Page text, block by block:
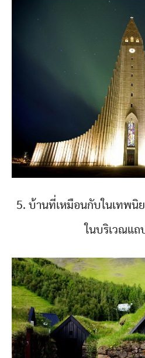
5. บ้านที่เหมือนกับในเทพนิย
ในบริเวณแ